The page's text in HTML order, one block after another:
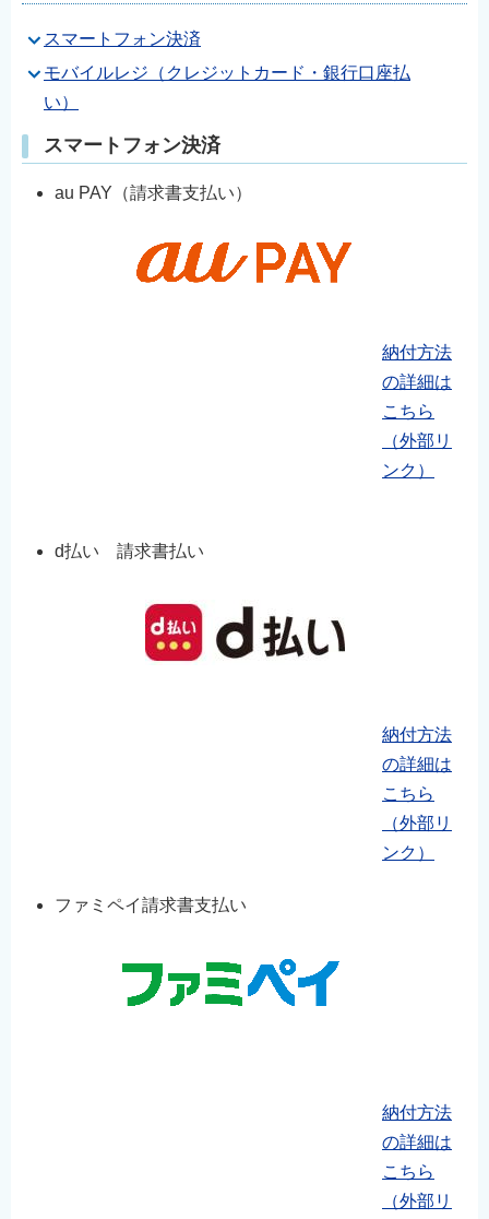
スマートフォン決済
モバイルレジ（クレジットカード・銀行口座払
い）
スマートフォン決済
au PAY（請求書支払い）
納付方法
の詳細は
こちら
（外部リ
ンク）
d払い 請求書払い
納付方法
の詳細は
こちら
（外部リ
ンク）
ファミペイ請求書支払い
納付方法
の詳細は
こちら
（外部リ